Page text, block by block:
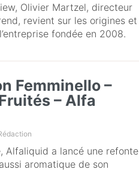
Olivier Martzel, directeur
revient sur les origines et
fondée en 2008.
Femminello –
– Alfa
Alfaliquid a lancé une refonte
aromatique de son